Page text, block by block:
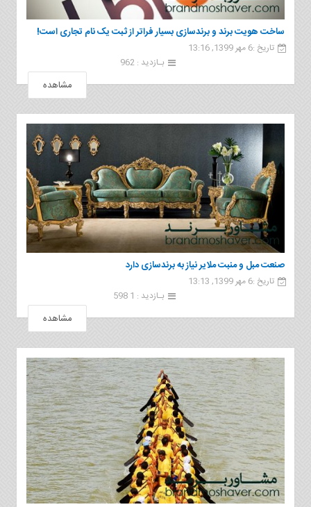
ساخت هویت برند و برندسازی بسیار فراتر از ثبت یک نام تجاری است!
تاریخ :6 مهر 1399, 13:16
بـازدید : 962
مشاهده
صنعت مبل و منبت ملایر نیاز به برندسازی دارد
تاریخ :6 مهر 1399, 13:13
بـازدید : 1 598
مشاهده